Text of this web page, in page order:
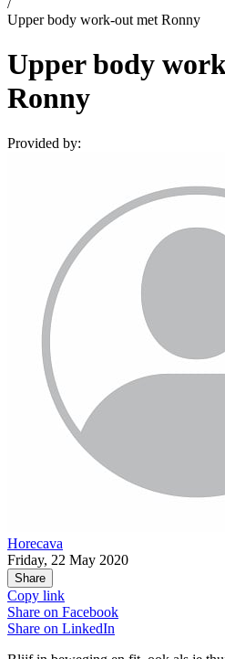
Upper body work-out met Ronny
Upper body
Ronny
Provided by:
Horecava
Friday, 22 May 2020
Share
Copy link
Share on Facebook
Share on LinkedIn